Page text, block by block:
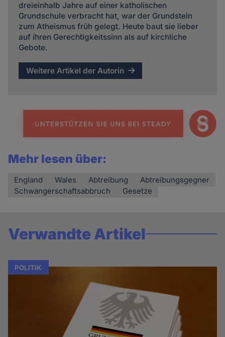
dreieinhalb Jahre auf einer katholischen
Grundschule verbracht hat, war der Grundstein
zum Atheismus früh gelegt. Heute baut sie lieber
auf ihren Gerechtigkeitssinn als auf kirchliche
Gebote.
Weitere Artikel der Autorin
Mehr lesen über:
England Wales Abtreibung
Abtreibungsgegner
Schwangerschaftsabbruch
Gesetze
Verwandte Artikel
POLITIK